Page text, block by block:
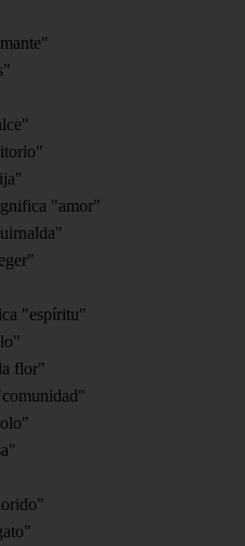
"amor"
"espíritu"
flor"